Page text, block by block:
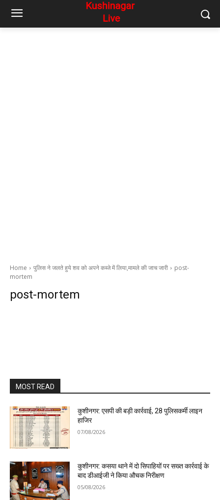
Home पुलिस ने जलते हुये शव को अपने कब्जे में लिया,मामले की जाच जारी
post-
mortem
post-mortem
MOST READ
कुशीनगर: एसपी की बड़ी कार्रवाई, 28 पुलिसकर्मी लाइन
हाजिर
07/08/2026
कुशीनगर: कसया थाने में दो सिपाहियों पर सख्त कार्रवाई के
बाद डीआईजी ने किया औचक निरीक्षण
05/08/2026